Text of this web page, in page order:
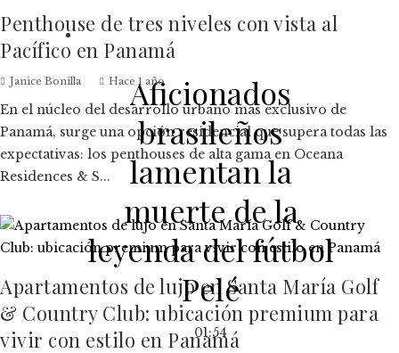
Aficionados
brasileños
lamentan la
muerte de la
leyenda del fútbol
Pelé
01:54
Penthouse de tres niveles con vista al
Pacífico en Panamá
Janice Bonilla Hace 1 año
En el núcleo del desarrollo urbano más exclusivo de
Panamá, surge una opción residencial que supera todas las
expectativas: los penthouses de alta gama en Oceana
Residences & S...
Apartamentos de lujo en Santa María Golf
& Country Club: ubicación premium para
vivir con estilo en Panamá